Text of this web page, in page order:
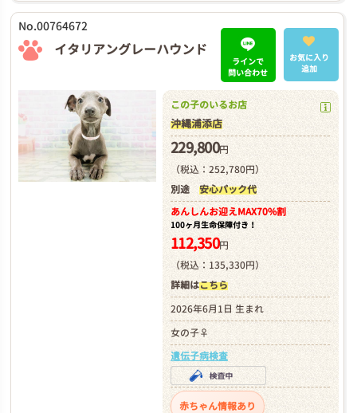
No.00764672
イタリアングレーハウンド
ラインで
問い合わせ
お気に入り
追加
この子のいるお店
沖縄浦添店
229,800円
（税込：252,780円）
別途 安心パック代
あんしんお迎えMAX70%割
100ヶ月生命保障付き！
112,350円
（税込：135,330円）
詳細はこちら
2026年6月1日 生まれ
女の子♀
遺伝子病検査
赤ちゃん情報あり